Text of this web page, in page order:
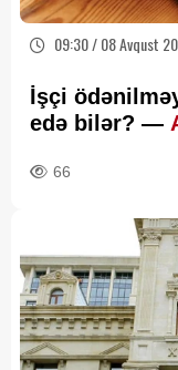
09:30 / 08 Avqust
İşçi
edə bilər? —
66